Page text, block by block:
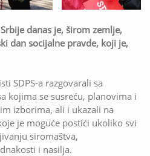
danas je, širom zemlje,
dan socijalne pravde, koji je,
SDPS-a razgovarali sa
kojima se susreću, planovima i
izborima, ali i ukazali na
je moguće postići ukoliko svi
siromaštva,
i nasilja.